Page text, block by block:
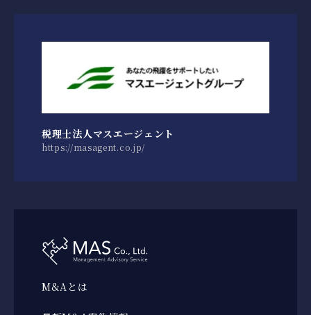
税理士法人マスエージェント
https://masagent.co.jp/
M&Aとは